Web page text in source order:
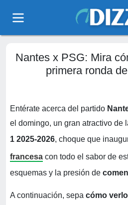
Nantes x PSG: Mira
primera ronda
Entérate acerca del partido
el domingo, un gran atractivo de
1 2025-2026, choque que
francesa con todo el sabor de
esquemas y la presión de
A continuación, sepa cómo verlo